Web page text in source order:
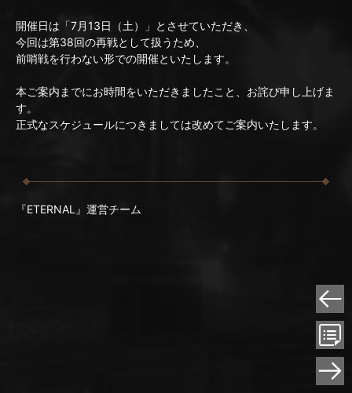
開催日は「7月13日（土）」とさせていただき、
今回は第38回の再戦として扱うため、
前哨戦を行わない形での開催といたします。
本ご案内までにお時間をいただきましたこと、お詫び申し上げま
す。
正式なスケジュールにつきましては改めてご案内いたします。
『ETERNAL』運営チーム